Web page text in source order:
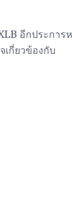
อีกประการ
กี่ยวข้องกับ